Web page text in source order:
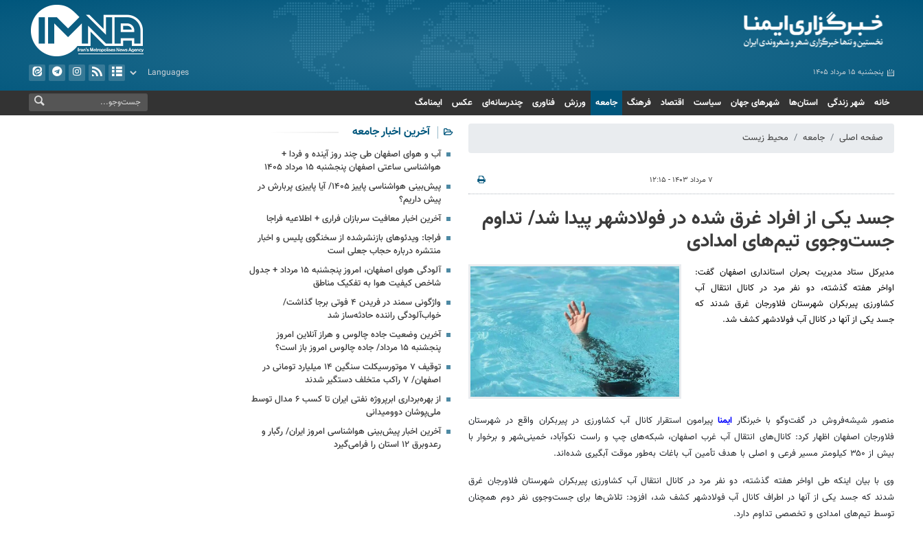
پنجشنبه ۱۵ مرداد ۱۴۰۵
خانه شهر زندگی استان‌ها شهرهای جهان سیاست اقتصاد فرهنگ جامعه ورزش فناوری چندرسانه‌ای عکس ایمنامگ
صفحه اصلی جامعه محیط زیست
۷ مرداد ۱۴۰۳ - ۱۲:۱۵
جسد یکی از افراد غرق شده در فولادشهر پیدا شد/ تداوم
جست‌وجوی تیم‌های امدادی
مدیرکل ستاد مدیریت بحران استانداری اصفهان گفت:
اواخر هفته گذشته، دو نفر مرد در کانال انتقال آب
کشاورزی پیربکران شهرستان فلاورجان غرق شدند که
جسد یکی از آنها در کانال آب فولادشهر کشف شد.
منصور شیشه‌فروش در گفت‌وگو با خبرنگار ایمنا پیرامون استقرار کانال آب کشاورزی درپیربکران واقع در شهرستان
فلاورجان اصفهان اظهار کرد: کانال‌های انتقال آب غرب اصفهان، شبکه‌های چپ و راست نکوآباد، خمینی‌شهر و برخوار با
بیش از ۳۵۰ کیلومتر مسیر فرعی و اصلی با هدف تأمین آب باغات به‌طور موقت آبگیری شده‌اند.
وی با بیان اینکه طی اواخر هفته گذشته، دو نفر مرد در کانال انتقال آب کشاورزیپیربکران شهرستان فلاورجان غرق
شدند که جسد یکی از آنها در اطراف کانال آب فولادشهر کشف شد، افزود: تلاش‌ها برای جست‌وجوی نفر دوم همچنان
توسط تیم‌های امدادی و تخصصی تداوم دارد.
آخرین اخبار جامعه
آب و هوای اصفهان طی چند روز آینده و فردا +
هواشناسی ساعتی اصفهان پنجشنبه ۱۵ مرداد ۱۴۰۵
پیش‌بینی هواشناسی پاییز ۱۴۰۵/ آیا پاییزی پربارش در
پیش داریم؟
آخرین اخبار معافیت سربازان فراری + اطلاعیه فراجا
فراجا: ویدئوهای بازنشرشده از سخنگوی پلیس و اخبار
منتشره درباره حجاب جعلی است
آلودگی هوای اصفهان، امروز پنجشنبه ۱۵ مرداد + جدول
شاخص کیفیت هوا به تفکیک مناطق
واژگونی سمند در فریدن ۴ فوتی برجا گذاشت/
خواب‌آلودگی راننده حادثه‌ساز شد
آخرین وضعیت جاده چالوس و هراز آنلاین امروز
پنجشنبه ۱۵ مرداد/ جاده چالوس امروز باز است؟
توقیف ۷ موتورسیکلت سنگین ۱۴ میلیارد تومانی در
اصفهان/ ۷ راکب متخلف دستگیر شدند
از بهره‌برداری ابرپروژه نفتی ایران تا کسب ۶ مدال توسط
ملی‌پوشان دوومیدانی
آخرین اخبار پیش‌بینی هواشناسی امروز ایران/ رگبار و
رعدوبرق ۱۲ استان را فرامی‌گیرد